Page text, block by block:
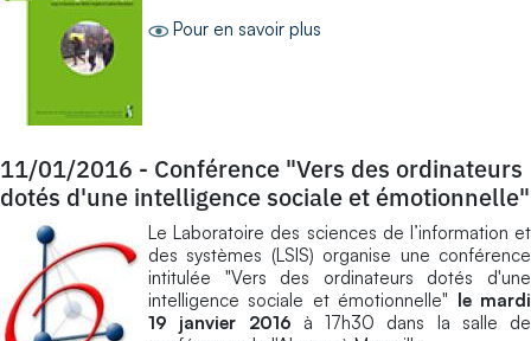
Pour en savoir plus
11/01/2016 - Conférence "Vers des ordinateurs
dotés d'une intelligence sociale et émotionnelle"
Le Laboratoire des sciences de l’information et
des systèmes (LSIS) organise une conférence
intitulée "Vers des ordinateurs dotés d'une
intelligence sociale et émotionnelle" le mardi
19 janvier 2016 à 17h30 dans la salle de